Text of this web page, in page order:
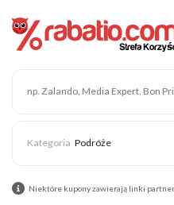
Podróże
Niektóre kupony zawierają linki